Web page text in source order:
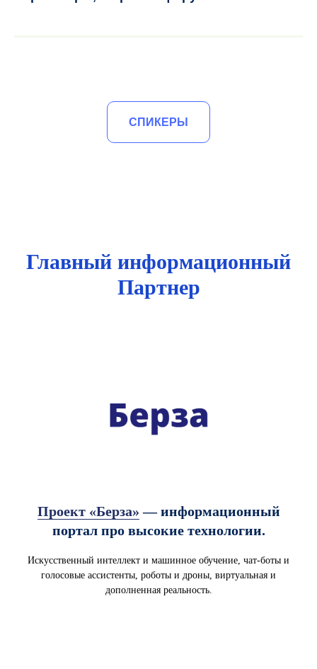
СПИКЕРЫ
Главный информационный
Партнер
Проект «Берза» — информационный
портал про высокие технологии.
Искусственный интеллект и машинное обучение, чат-боты и
голосовые ассистенты, роботы и дроны, виртуальная и
дополненная реальность.